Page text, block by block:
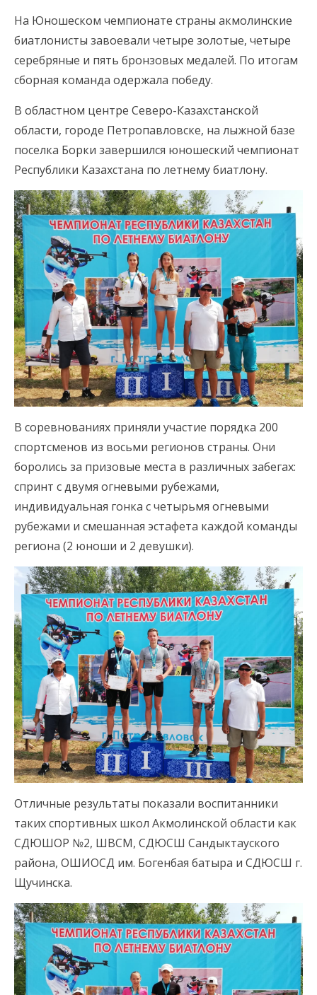
На Юношеском чемпионате страны акмолинские
биатлонисты завоевали четыре золотые, четыре
серебряные и пять бронзовых медалей. По итогам
сборная команда одержала победу.
В областном центре Северо-Казахстанской
области, городе Петропавловске, на лыжной базе
поселка Борки завершился юношеский чемпионат
Республики Казахстана по летнему биатлону.
В соревнованиях приняли участие порядка 200
спортсменов из восьми регионов страны. Они
боролись за призовые места в различных забегах:
спринт с двумя огневыми рубежами,
индивидуальная гонка с четырьмя огневыми
рубежами и смешанная эстафета каждой команды
региона (2 юноши и 2 девушки).
Отличные результаты показали воспитанники
таких спортивных школ Акмолинской области как
СДЮШОР №2, ШВСМ, СДЮСШ Сандыктауского
района, ОШИОСД им. Богенбая батыра и СДЮСШ г.
Щучинска.